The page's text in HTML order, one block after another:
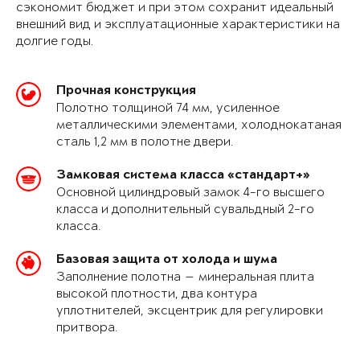
сэкономит бюджет и при этом сохранит идеальный
внешний вид и эксплуатационные характеристики на
долгие годы.
Прочная конструкция
Полотно толщиной 74 мм, усиленное
металлическими элементами, холоднокатаная
сталь 1,2 мм в полотне двери.
Замковая система класса «стандарт+»
Основной цилиндровый замок 4-го высшего
класса и дополнительный сувальдный 2-го
класса.
Базовая защита от холода и шума
Заполнение полотна — минеральная плита
высокой плотности, два контура
уплотнителей, эксцентрик для регулировки
притвора.